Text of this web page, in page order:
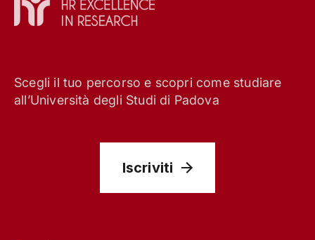
Scegli il tuo percorso e scopri come studiare
all’Università degli Studi di Padova
Iscriviti